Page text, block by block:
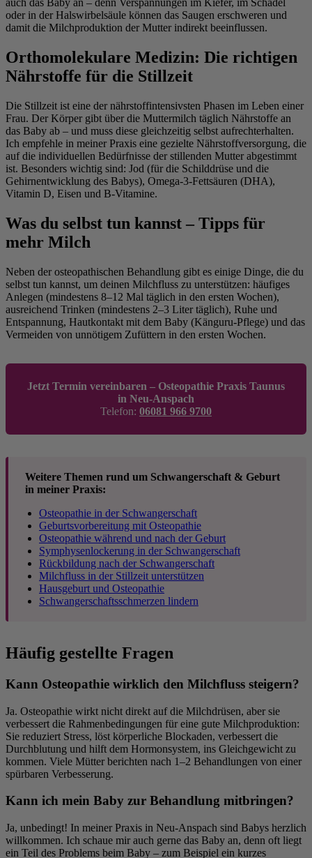
auch das Baby an – denn Verspannungen im Kiefer, im Schädel
oder in der Halswirbelsäule können das Saugen erschweren und
damit die Milchproduktion der Mutter indirekt beeinflussen.
Orthomolekulare Medizin: Die richtigen
Nährstoffe für die Stillzeit
Die Stillzeit ist eine der nährstoffintensivsten Phasen im Leben einer
Frau. Der Körper gibt über die Muttermilch täglich Nährstoffe an
das Baby ab – und muss diese gleichzeitig selbst aufrechterhalten.
Ich empfehle in meiner Praxis eine gezielte Nährstoffversorgung, die
auf die individuellen Bedürfnisse der stillenden Mutter abgestimmt
ist. Besonders wichtig sind: Jod (für die Schilddrüse und die
Gehirnentwicklung des Babys), Omega-3-Fettsäuren (DHA),
Vitamin D, Eisen und B-Vitamine.
Was du selbst tun kannst – Tipps für
mehr Milch
Neben der osteopathischen Behandlung gibt es einige Dinge, die du
selbst tun kannst, um deinen Milchfluss zu unterstützen: häufiges
Anlegen (mindestens 8–12 Mal täglich in den ersten Wochen),
ausreichend Trinken (mindestens 2–3 Liter täglich), Ruhe und
Entspannung, Hautkontakt mit dem Baby (Känguru-Pflege) und das
Vermeiden von unnötigem Zufüttern in den ersten Wochen.
Jetzt Termin vereinbaren – Osteopathie Praxis Taunus
in Neu-Anspach
Telefon: 06081 966 9700
Weitere Themen rund um Schwangerschaft & Geburt
in meiner Praxis:
Osteopathie in der Schwangerschaft
Geburtsvorbereitung mit Osteopathie
Osteopathie während und nach der Geburt
Symphysenlockerung in der Schwangerschaft
Rückbildung nach der Schwangerschaft
Milchfluss in der Stillzeit unterstützen
Hausgeburt und Osteopathie
Schwangerschaftsschmerzen lindern
Häufig gestellte Fragen
Kann Osteopathie wirklich den Milchfluss steigern?
Ja. Osteopathie wirkt nicht direkt auf die Milchdrüsen, aber sie
verbessert die Rahmenbedingungen für eine gute Milchproduktion:
Sie reduziert Stress, löst körperliche Blockaden, verbessert die
Durchblutung und hilft dem Hormonsystem, ins Gleichgewicht zu
kommen. Viele Mütter berichten nach 1–2 Behandlungen von einer
spürbaren Verbesserung.
Kann ich mein Baby zur Behandlung mitbringen?
Ja, unbedingt! In meiner Praxis in Neu-Anspach sind Babys herzlich
willkommen. Ich schaue mir auch gerne das Baby an, denn oft liegt
ein Teil des Problems beim Baby – zum Beispiel ein kurzes